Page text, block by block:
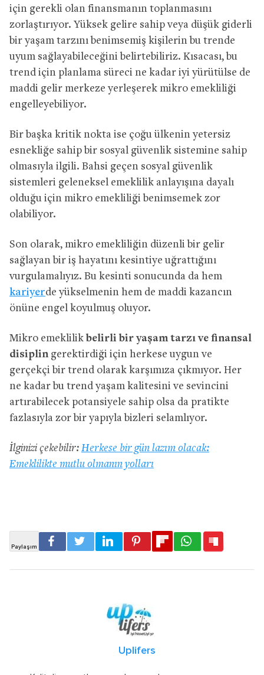
için gerekli olan finansmanın toplanmasını
zorlaştırıyor. Yüksek gelire sahip veya düşük giderli
bir yaşam tarzını benimsemiş kişilerin bu trende
uyum sağlayabileceğini belirtebiliriz. Kısacası, bu
trend için planlama süreci ne kadar iyi yürütülse de
maddi gelir merkeze yerleşerek mikro emekliliği
engelleyebiliyor.
Bir başka kritik nokta ise çoğu ülkenin yetersiz
esnekliğe sahip bir sosyal güvenlik sistemine sahip
olmasıyla ilgili. Bahsi geçen sosyal güvenlik
sistemleri geleneksel emeklilik anlayışına dayalı
olduğu için mikro emekliliği benimsemek zor
olabiliyor.
Son olarak, mikro emekliliğin düzenli bir gelir
sağlayan bir iş hayatını kesintiye uğrattığını
vurgulamalıyız. Bu kesinti sonucunda da hem
kariyerde yükselmenin hem de maddi kazancın
önüne engel koyulmuş oluyor.
Mikro emeklilik belirli bir yaşam tarzı ve finansal
disiplingerektirdiği için herkese uygun ve
gerçekçi bir trend olarak karşımıza çıkmıyor. Her
ne kadar bu trend yaşam kalitesini ve sevincini
artırabilecek potansiyele sahip olsa da pratikte
fazlasıyla zor bir yapıyla bizleri selamlıyor.
İlginizi çekebilir: Herkese bir gün lazım olacak:
Emeklilikte mutlu olmanın yolları
Uplifers